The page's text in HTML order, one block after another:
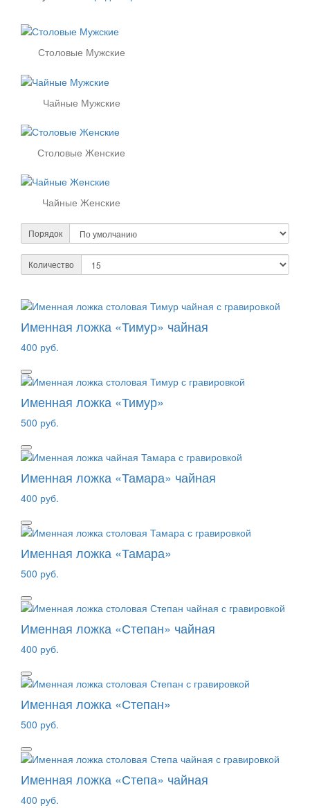
Столовые Мужские
Чайные Мужские
Столовые Женские
Чайные Женские
Порядок
Количество
Именная ложка «Тимур» чайная
400 руб.
Именная ложка «Тимур»
500 руб.
Именная ложка «Тамара» чайная
400 руб.
Именная ложка «Тамара»
500 руб.
Именная ложка «Степан» чайная
400 руб.
Именная ложка «Степан»
500 руб.
Именная ложка «Степа» чайная
400 руб.